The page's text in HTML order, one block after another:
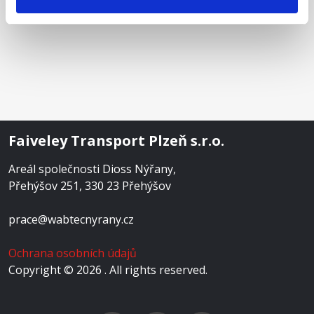
Faiveley Transport Plzeň s.r.o.
Areál společnosti Dioss Nýřany,
Přehýšov 251, 330 23 Přehýšov
prace@wabtecnyrany.cz
Ochrana osobních údajů
Copyright © 2026 . All rights reserved.